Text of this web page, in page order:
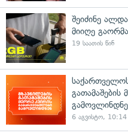
შეიძინე
მიიღე
19 საათის წინ
საქართველოს
გათამაშების
6 აგვისტო, 10:14